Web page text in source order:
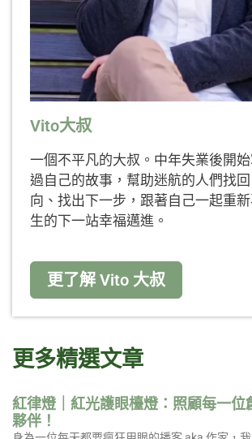
Vito大叔
一個不平凡的大叔。中年失業後開
過自己的故事，幫助迷航的人們找
向、找出下一步，跟著自己一起重
生的下一站幸福邁進。
更了解 Vito 大叔
更多精選文章
紅律燈｜紅光護眼檯燈：照顧每一位
夥伴！